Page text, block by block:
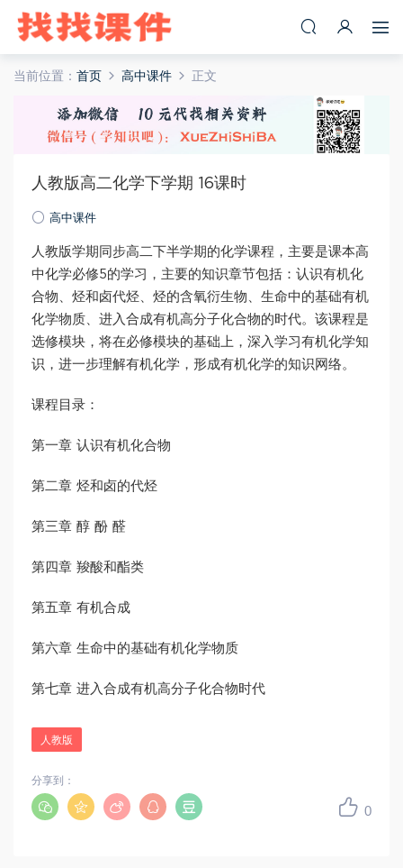
当前位置： 首页 高中课件 正文
人教版高二化学下学期 16课时
高中课件
人教版学期同步高二下半学期的化学课程，主要是课本高
中化学必修5的学习，主要的知识章节包括：认识有机化
合物、烃和卤代烃、烃的含氧衍生物、生命中的基础有机
化学物质、进入合成有机高分子化合物的时代。该课程是
选修模块，将在必修模块的基础上，深入学习有机化学知
识，进一步理解有机化学，形成有机化学的知识网络。
课程目录：
第一章 认识有机化合物
第二章 烃和卤的代烃
第三章 醇 酚 醛
第四章 羧酸和酯类
第五章 有机合成
第六章 生命中的基础有机化学物质
第七章 进入合成有机高分子化合物时代
人教版
0
分享到：